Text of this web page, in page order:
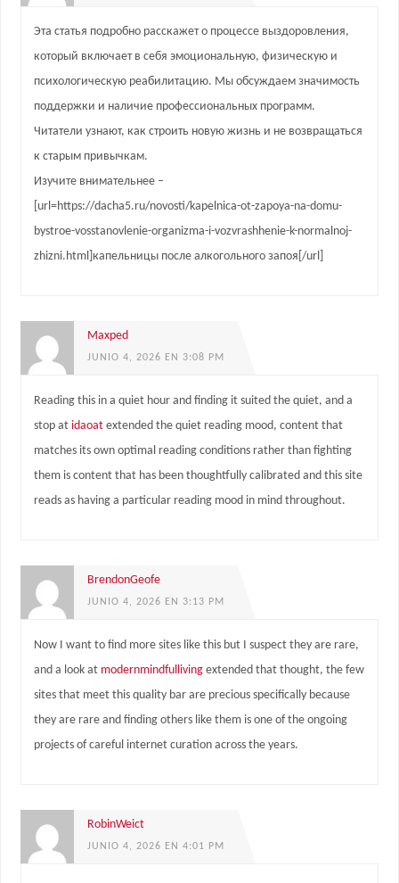
Эта статья подробно расскажет о процессе выздоровления,
который включает в себя эмоциональную, физическую и
психологическую реабилитацию. Мы обсуждаем значимость
поддержки и наличие профессиональных программ.
Читатели узнают, как строить новую жизнь и не возвращаться
к старым привычкам.
Изучите внимательнее –
[url=https://dacha5.ru/novosti/kapelnica-ot-zapoya-na-domu-
bystroe-vosstanovlenie-organizma-i-vozvrashhenie-k-normalnoj-
zhizni.html]капельницы после алкогольного запоя[/url]
Maxped
JUNIO 4, 2026 EN 3:08 PM
Reading this in a quiet hour and finding it suited the quiet, and a
stop at idaoatextended the quiet reading mood, content that
matches its own optimal reading conditions rather than fighting
them is content that has been thoughtfully calibrated and this site
reads as having a particular reading mood in mind throughout.
BrendonGeofe
JUNIO 4, 2026 EN 3:13 PM
Now I want to find more sites like this but I suspect they are rare,
and a look at modernmindfullivingextended that thought, the few
sites that meet this quality bar are precious specifically because
they are rare and finding others like them is one of the ongoing
projects of careful internet curation across the years.
RobinWeict
JUNIO 4, 2026 EN 4:01 PM